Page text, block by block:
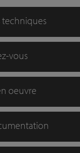
techniques
vous
oeuvre